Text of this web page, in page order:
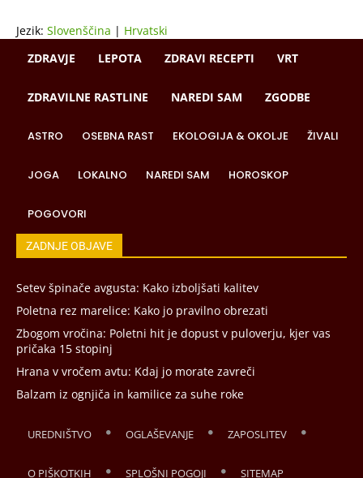
Jezik: Slovenščina | Hrvatski
ZDRAVJE
LEPOTA ZDRAVI RECEPTI VRT
ZDRAVILNE RASTLINE NAREDI SAM ZGODBE
ASTRO OSEBNA RAST EKOLOGIJA & OKOLJE ŽIVALI
JOGA LOKALNO NAREDI SAM HOROSKOP
POGOVORI
ZADNJE OBJAVE
Setev špinače avgusta: Kako izboljšati kalitev
Poletna rez marelice: Kako jo pravilno obrezati
Zbogom vročina: Poletni hit je dopust v puloverju, kjer vas
pričaka 15 stopinj
Hrana v vročem avtu: Kdaj jo morate zavreči
Balzam iz ognjiča in kamilice za suhe roke
UREDNIŠTVO OGLAŠEVANJE ZAPOSLITEV
O PIŠKOTKIH SPLOŠNI POGOJI SITEMAP